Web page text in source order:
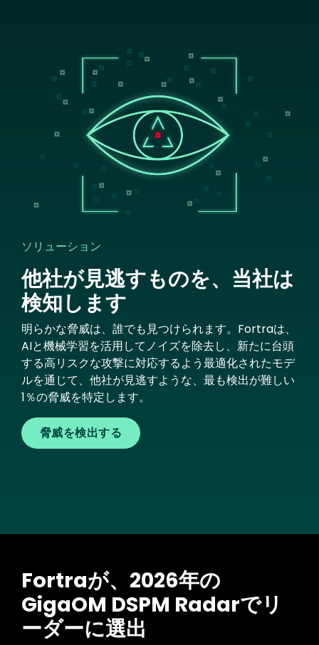
ソリューション
他社が見逃すものを、当社は
検知します
明らかな脅威は、誰でも見つけられます。Fortraは、
AIと機械学習を活用してノイズを除去し、新たに台頭
する高リスクな攻撃に対応するよう最適化されたモデ
ルを通じて、他社が見逃すような、最も検出が難しい
1％の脅威を特定します。
脅威を検出する
Fortraが、2026年の
GigaOM DSPM Radarでリ
ーダーに選出